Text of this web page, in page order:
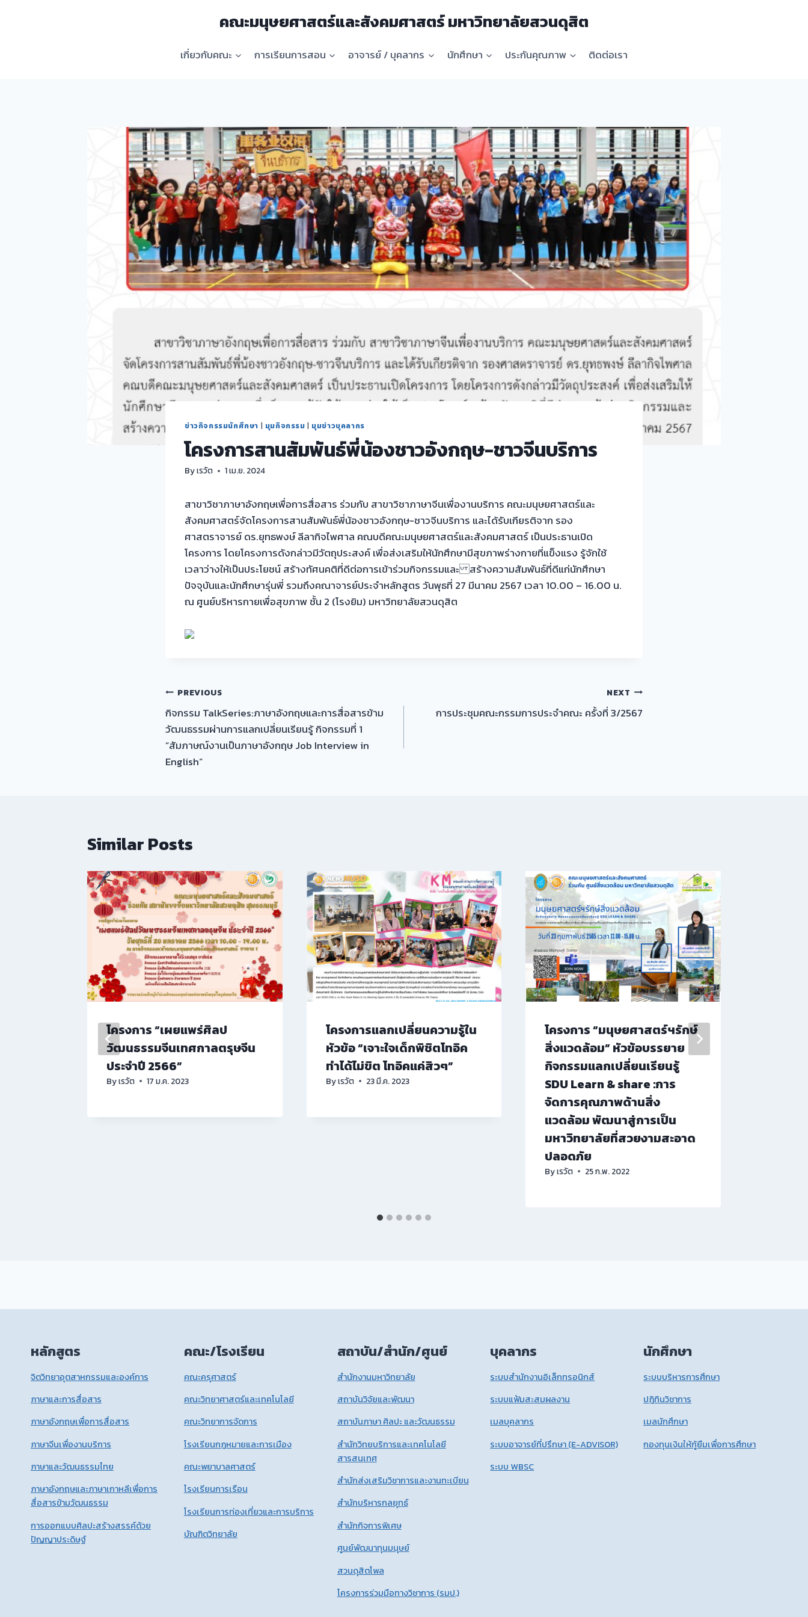
คณะมนุษยศาสตร์และสังคมศาสตร์ มหาวิทยาลัยสวนดุสิต
เกี่ยวกับคณะ การเรียนการสอน อาจารย์ / บุคลากร นักศึกษา ประกันคุณภาพ ติดต่อเรา
ข่าวกิจกรรมนักศึกษา | มุมกิจกรรม | มุมข่าวบุคลากร
โครงการสานสัมพันธ์พี่น้องชาวอังกฤษ-ชาวจีนบริการ
Byเรวัต 1 เม.ย. 2024
สาขาวิชาภาษาอังกฤษเพื่อการสื่อสาร ร่วมกับ สาขาวิชาภาษาจีนเพื่องานบริการ คณะมนุษยศาสตร์และ
สังคมศาสตร์จัดโครงการสานสัมพันธ์พี่น้องชาวอังกฤษ-ชาวจีนบริการ และได้รับเกียรติจาก รอง
ศาสตราจารย์ ดร.ยุทธพงษ์ ลีลากิจไพศาล คณบดีคณะมนุษยศาสตร์และสังคมศาสตร์ เป็นประธานเปิด
โครงการ โดยโครงการดังกล่าวมีวัตถุประสงค์ เพื่อส่งเสริมให้นักศึกษามีสุขภาพร่างกายที่แข็งแรง รู้จักใช้
เวลาว่างให้เป็นประโยชน์ สร้างทัศนคติที่ดีต่อการเข้าร่วมกิจกรรมและ สร้างความสัมพันธ์ที่ดีแก่นักศึกษา
ปัจจุบันและนักศึกษารุ่นพี่ รวมถึงคณาจารย์ประจำหลักสูตร วันพุธที่ 27 มีนาคม 2567 เวลา 10.00 – 16.00 น.
ณ ศูนย์บริหารกายเพื่อสุขภาพ ชั้น 2 (โรงยิม) มหาวิทยาลัยสวนดุสิต
เมนู
นำทาง
เรื่อง
PREVIOUS
กิจกรรม TalkSeries:ภาษาอังกฤษและการสื่อสารข้าม
วัฒนธรรมผ่านการแลกเปลี่ยนเรียนรู้ กิจกรรมที่ 1
“สัมภาษณ์งานเป็นภาษาอังกฤษ Job Interview in
English“
NEXT
การประชุมคณะกรรมการประจำคณะ ครั้งที่ 3/2567
Similar Posts
โครงการ “เผยแพร่ศิลป
วัฒนธรรมจีนเทศกาลตรุษจีน
ประจำปี 2566”
Byเรวัต 17 ม.ค. 2023
โครงการแลกเปลี่ยนความรู้ใน
หัวข้อ “เจาะใจเด็กพิชิตโทอิค
ทำได้ไม่ขิต โทอิคแค่สิวๆ”
Byเรวัต 23 มี.ค. 2023
โครงการ “มนุษยศาสตร์ฯรักษ์
สิ่งแวดล้อม” หัวข้อบรรยาย
กิจกรรมแลกเปลี่ยนเรียนรู้
SDU Learn & share :การ
จัดการคุณภาพด้านสิ่ง
แวดล้อม พัฒนาสู่การเป็น
มหาวิทยาลัยที่สวยงามสะอาด
ปลอดภัย
Byเรวัต 25 ก.พ. 2022
หลักสูตร
จิตวิทยาอุตสาหกรรมและองค์การ
ภาษาและการสื่อสาร
ภาษาอังกฤษเพื่อการสื่อสาร
ภาษาจีนเพื่องานบริการ
ภาษาและวัฒนธรรมไทย
ภาษาอังกฤษและภาษาเกาหลีเพื่อการ
สื่อสารข้ามวัฒนธรรม
การออกแบบศิลปะสร้างสรรค์ด้วย
ปัญญาประดิษฐ์
คณะ/โรงเรียน
คณะครุศาสตร์
คณะวิทยาศาสตร์และเทคโนโลยี
คณะวิทยาการจัดการ
โรงเรียนกฎหมายและการเมือง
คณะพยาบาลศาสตร์
โรงเรียนการเรือน
โรงเรียนการท่องเที่ยวและการบริการ
บัณฑิตวิทยาลัย
สถาบัน/สำนัก/ศูนย์
สำนักงานมหาวิทยาลัย
สถาบันวิจัยและพัฒนา
สถาบันภาษา ศิลปะ และวัฒนธรรม
สำนักวิทยบริการและเทคโนโลยี
สารสนเทศ
สำนักส่งเสริมวิชาการและงานทะเบียน
สำนักบริหารกลยุทธ์
สำนักกิจการพิเศษ
ศูนย์พัฒนาทุนมนุษย์
สวนดุสิตโพล
โครงการร่วมมือทางวิชาการ (รมป.)
บุคลากร
ระบบสำนักงานอิเล็กทรอนิกส์
ระบบแฟ้มสะสมผลงาน
เมลบุคลากร
ระบบอาจารย์ที่ปรึกษา (E-ADVISOR)
ระบบ WBSC
นักศึกษา
ระบบบริหารการศึกษา
ปฎิทินวิชาการ
เมลนักศึกษา
กองทุนเงินให้กู้ยืมเพื่อการศึกษา